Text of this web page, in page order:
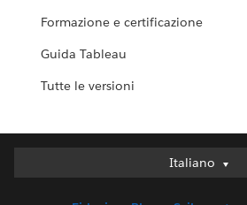
Formazione e certificazione
Guida Tableau
Tutte le versioni
Italiano
Italiano